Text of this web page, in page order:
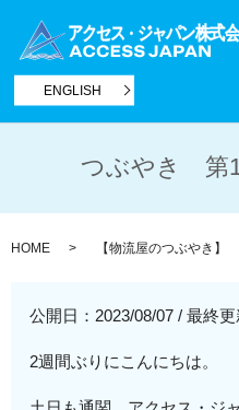
ENGLISH
つぶやき 第
HOME 【物流屋のつぶやき】
公開日：2023/08/07 /最終更
2週間ぶりにこんにちは。